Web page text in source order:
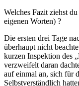
Welches Fazit ziehst
eigenen Worten) ?
Die ersten drei Tage
überhaupt nicht
kurzen Inspektion des
verzweifelt daran
auf einmal an, sich für
Selbstverständlich